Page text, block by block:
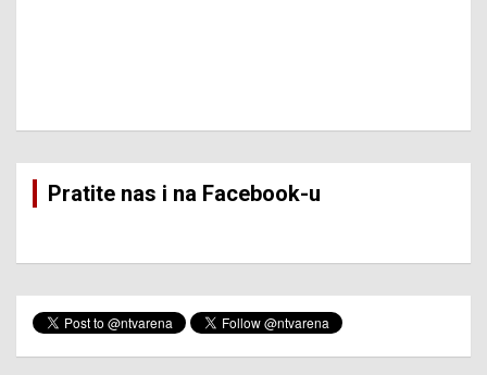
Pratite nas i na Facebook-u